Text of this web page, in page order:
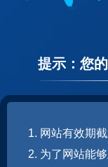
提示：您
1. 网站有效期
2. 为了网站能